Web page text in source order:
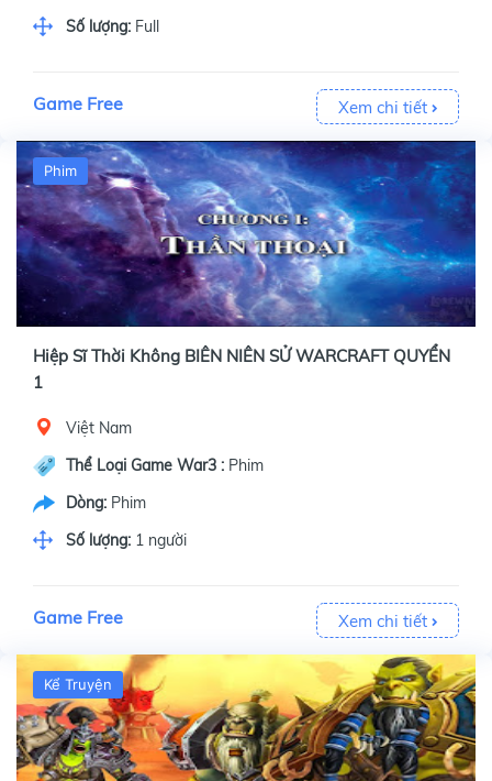
Số lượng: Full
Game Free Xem chi tiết
Phim
Hiệp Sĩ Thời Không BIÊN NIÊN SỬ WARCRAFT QUYỂN
1
Việt Nam
Thể Loại Game War3 : Phim
Dòng: Phim
Số lượng: 1 người
Game Free Xem chi tiết
Kể Truyện